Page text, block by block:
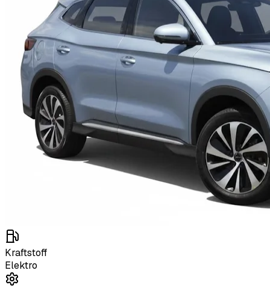
Kraftstoff
Elektro